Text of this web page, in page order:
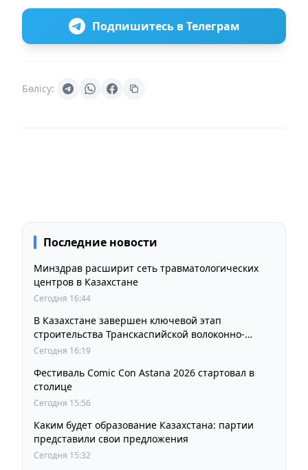
Подпишитесь в Телеграм
Бөлісу:
Последние новости
Минздрав расширит сеть травматологических
центров в Казахстане
Сегодня 16:44
В Казахстане завершен ключевой этап
строительства Транскаспийской волоконно-
оптической линии связи
Сегодня 16:19
Фестиваль Comic Con Astana 2026 стартовал в
столице
Сегодня 15:56
Каким будет образование Казахстана: партии
представили свои предложения
Сегодня 15:32